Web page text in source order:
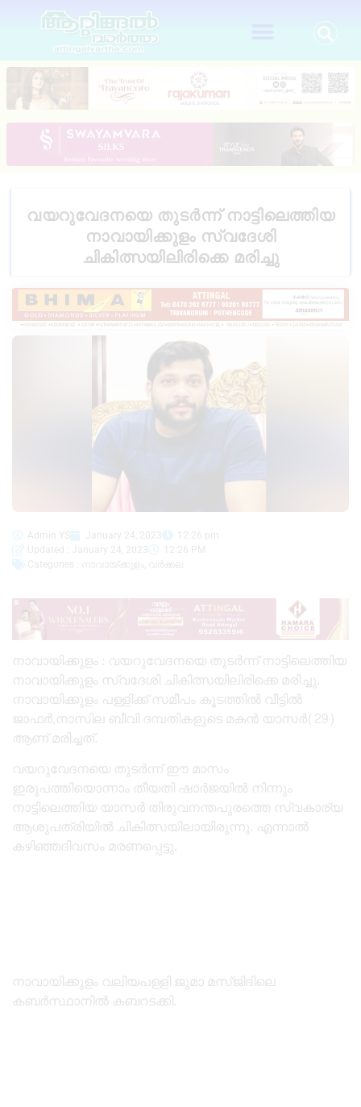
വയറുവേദനയെ തുടർന്ന് നാട്ടിലെത്തിയ
നാവായിക്കുളം സ്വദേശി
ചികിത്സയിലിരിക്കെ മരിച്ചു
Admin YS January 24, 2023
12:26 pm
Updated : January 24, 2023
12:26 PM
Categories :
നാവായ്ക്കുളം വർക്കല
നാവായിക്കുളം : വയറുവേദനയെ തുടർന്ന് നാട്ടിലെത്തിയ
നാവായിക്കുളം സ്വദേശി ചികിത്സയിലിരിക്കെ മരിച്ചു.
നാവായിക്കുളം പള്ളിക്ക് സമീപം കൂടത്തിൽ വീട്ടിൽ
ജാഫർ,നാസില ബീവി ദമ്പതികളുടെ മകൻ യാസർ(29)
ആണ് മരിച്ചത്.
വയറുവേദനയെ തുടർന്ന് ഈ മാസം
ഇരുപത്തിയൊന്നാം തീയതി ഷാർജയിൽ നിന്നും
നാട്ടിലെത്തിയ യാസർ തിരുവനന്തപുരത്തെ സ്വകാര്യ
ആശുപത്രിയിൽ ചികിത്സയിലായിരുന്നു. എന്നാൽ
കഴിഞ്ഞദിവസം മരണപ്പെട്ടു.
നാവായിക്കുളം വലിയപള്ളി ജുമാ മസ്ജിദിലെ
കബർസ്ഥാനിൽ കബറടക്കി.